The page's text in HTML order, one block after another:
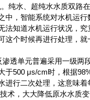
纯水、超纯水水质双路
中，智能系统对水机运
法知道水机运行状况，
个时候再进行处理，就
透单元普遍采用一级两
于500 μs/cm时，根据
进行二次处理，这意味
术，大大降低原水水质